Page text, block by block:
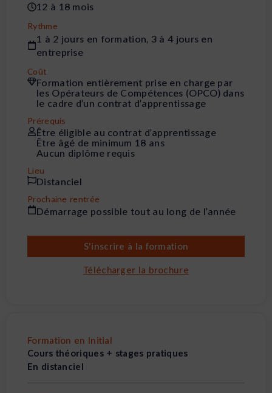
12 à 18 mois
Rythme
1 à 2 jours en formation, 3 à 4 jours en
entreprise
Coût
Formation entièrement prise en charge par
les Opérateurs de Compétences (OPCO) dans
le cadre d’un contrat d’apprentissage
Prérequis
Être éligible au contrat d’apprentissage
Être âgé de minimum 18 ans
Aucun diplôme requis
Lieu
Distanciel
Prochaine rentrée
Démarrage possible tout au long de l’année
S'inscrire à la formation
Télécharger la brochure
Formation en Initial
Cours théoriques + stages pratiques
En distanciel